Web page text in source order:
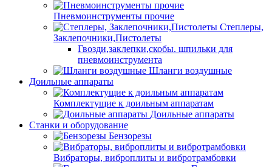
Пневмоинструменты прочие
Степлеры,
Заклепочники,Пистолеты
Гвозди,заклепки,скобы. шпильки для
пневмоинструмента
Шланги воздушные
Доильные аппараты
Комплектущие к доильным аппаратам
Доильные аппараты
Станки и оборудование
Бензорезы
Вибраторы, виброплиты и вибротрамбовки